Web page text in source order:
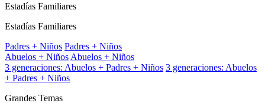
Estadías Familiares
Estadías Familiares
Padres + Niños Padres + Niños
Abuelos + Niños Abuelos + Niños
3 generaciones: Abuelos + Padres + Niños 3 generaciones: Abuelos
+ Padres + Niños
Grandes Temas